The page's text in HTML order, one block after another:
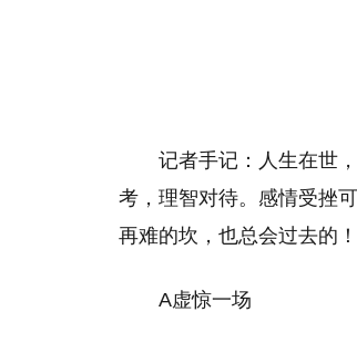
记者手记：人生在世
考，理智对待。感情受挫
再难的坎，也总会过去的！
A虚惊一场